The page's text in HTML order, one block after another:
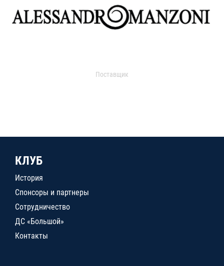
Поставщик
КЛУБ
История
Спонсоры и партнеры
Сотрудничество
ДС «Большой»
Контакты